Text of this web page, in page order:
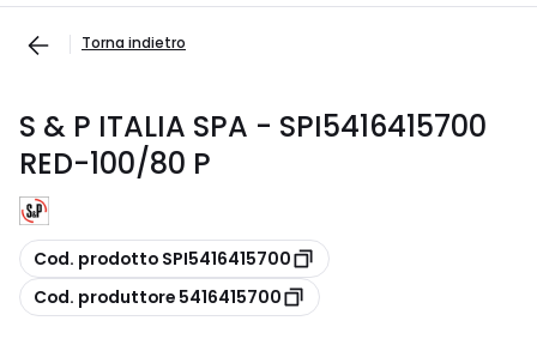
Torna indietro
S & P ITALIA SPA - SPI5416415700
RED-100/80 P
copia
Cod. prodotto SPI5416415700
copia
Cod. produttore 5416415700